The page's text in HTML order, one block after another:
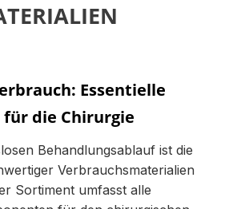
Essentielle
die Chirurgie
Behandlungsablauf ist die
Verbrauchsmaterialien
Sortiment umfasst alle